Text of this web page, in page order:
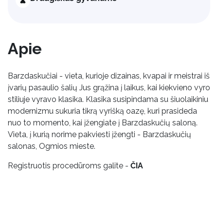
Apie
Barzdaskučiai - vieta, kurioje dizainas, kvapai ir meistrai iš
įvarių pasaulio šalių Jus grąžina į laikus, kai kiekvieno vyro
stiliuje vyravo klasika. Klasika susipindama su šiuolaikiniu
modernizmu sukuria tikrą vyrišką oazę, kuri prasideda
nuo to momento, kai įžengiate į Barzdaskučių saloną.
Vieta, į kurią norime pakviesti įžengti - Barzdaskučių
salonas, Ogmios mieste.
Registruotis procedūroms galite - ČIA